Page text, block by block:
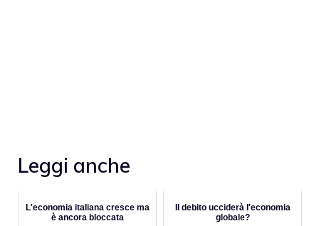
Leggi anche
L'economia italiana cresce ma
è ancora bloccata
Il debito ucciderà l'economia
globale?